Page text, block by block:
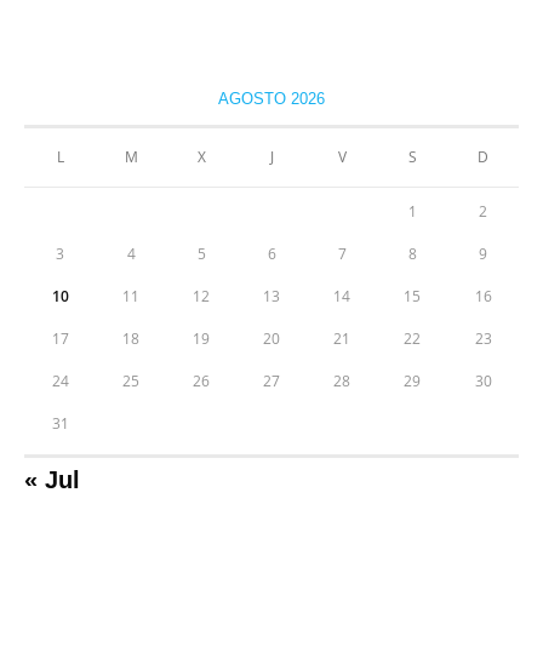
AGOSTO 2026
L M X J V S D
1 2
3 4 5 6 7 8 9
10 11 12 13 14 15 16
17 18 19 20 21 22 23
24 25 26 27 28 29 30
31
« Jul